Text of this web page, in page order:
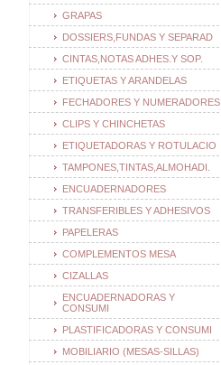
GRAPAS
DOSSIERS,FUNDAS Y SEPARAD
CINTAS,NOTAS ADHES.Y SOP.
ETIQUETAS Y ARANDELAS
FECHADORES Y NUMERADORES
CLIPS Y CHINCHETAS
ETIQUETADORAS Y ROTULACIO
TAMPONES,TINTAS,ALMOHADI.
ENCUADERNADORES
TRANSFERIBLES Y ADHESIVOS
PAPELERAS
COMPLEMENTOS MESA
CIZALLAS
ENCUADERNADORAS Y
CONSUMI
PLASTIFICADORAS Y CONSUMI
MOBILIARIO (MESAS-SILLAS)